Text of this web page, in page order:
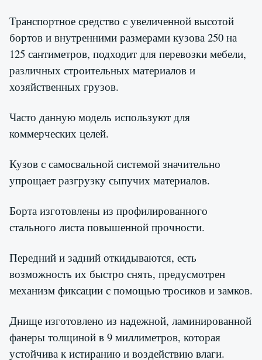
Транспортное средство с увеличенной высотой
бортов и внутренними размерами кузова 250 на
125 сантиметров, подходит для перевозки мебели,
различных строительных материалов и
хозяйственных грузов.
Часто данную модель используют для
коммерческих целей.
Кузов с самосвальной системой значительно
упрощает разгрузку сыпучих материалов.
Борта изготовлены из профилированного
стального листа повышенной прочности.
Передний и задний откидываются, есть
возможность их быстро снять, предусмотрен
механизм фиксации с помощью тросиков и замков.
Днище изготовлено из надежной, ламинированной
фанеры толщиной в 9 миллиметров, которая
устойчива к истиранию и воздействию влаги.